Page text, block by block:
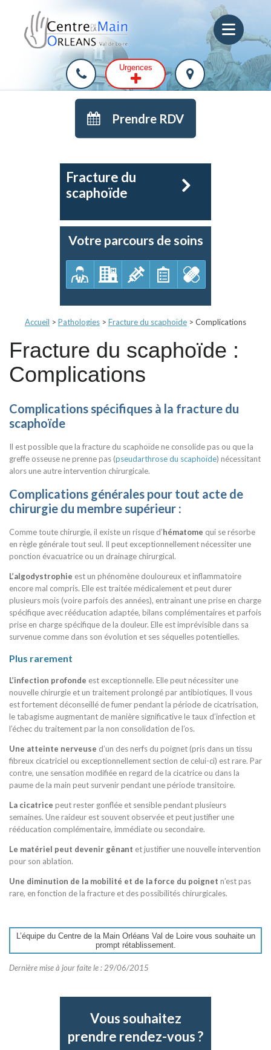
Urgences
Prendre RDV
Fracture du
scaphoïde
Votre parcours de soins
Accueil > Pathologies > Fracture du scaphoïde > Complications
Fracture du scaphoïde :
Complications
Complications spécifiques à la fracture du
scaphoïde
Il est possible que la fracture du scaphoïde ne consolide pas ou que la
greffe osseuse ne prenne pas (pseudarthrose du scaphoïde) nécessitant
alors une autre intervention chirurgicale.
Complications générales pour tout acte de
chirurgie du membre supérieur :
Comme toute chirurgie, il existe un risque d’hématome qui se résorbe
en règle générale tout seul. Il peut exceptionnellement nécessiter une
ponction évacuatrice ou un drainage chirurgical.
L’algodystrophie est un phénomène douloureux et inflammatoire
encore mal compris. Elle est traitée médicalement et peut durer
plusieurs mois (voire parfois des années), entrainant une prise en charge
spécifique avec rééducation adaptée, bilans complémentaires et parfois
prise en charge spécifique de la douleur. Elle est imprévisible dans sa
survenue comme dans son évolution et ses séquelles potentielles.
Plus rarement
L’infection profonde est exceptionnelle. Elle peut nécessiter une
nouvelle chirurgie et un traitement prolongé par antibiotiques. Il vous
est fortement déconseillé de fumer pendant la période de cicatrisation,
le tabagisme augmentant de manière significative le taux d’infection et
l’échec du traitement par la non consolidation de l’os.
Une atteinte nerveuse d’un des nerfs du poignet (pris dans un tissu
fibreux cicatriciel ou exceptionnellement section de celui-ci) est rare. Par
contre, une sensation modifiée en regard de la cicatrice ou dans la
paume de la main peut survenir pendant une période transitoire.
La cicatrice peut rester gonflée et sensible pendant plusieurs
semaines. Une raideur est souvent observée et peut justifier une
rééducation complémentaire, immédiate ou secondaire.
Le matériel peut devenir gênant et justifier une nouvelle intervention
pour son ablation.
Une diminution de la mobilité et de la force du poignet n’est pas
rare, en fonction de la fracture et des possibilités chirurgicales.
L’équipe du Centre de la Main Orléans Val de Loire vous souhaite un
prompt rétablissement.
Dernière mise à jour faite le : 29/06/2015
Vous souhaitez
prendre rendez-vous ?